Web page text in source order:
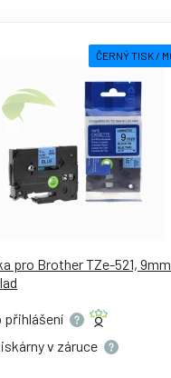
ČERNÝ TISK /
pro Brother TZe-521,
přihlášení
v záruce